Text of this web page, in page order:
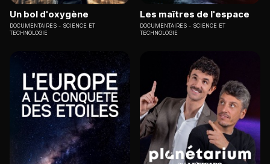
Un bol d'oxygène
DOCUMENTAIRES
SCIENCE ET
TECHNOLOGIE
Les maîtres de l'espace
DOCUMENTAIRES
SCIENCE ET
TECHNOLOGIE